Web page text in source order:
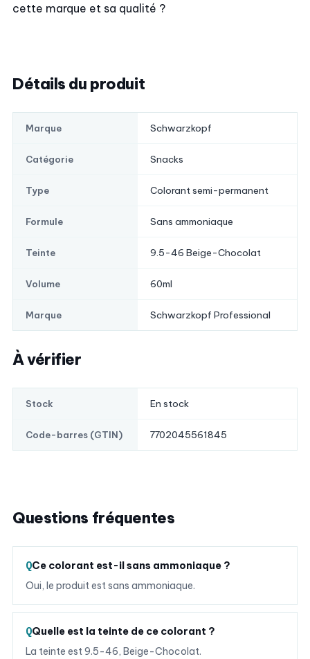
cette marque et sa qualité ?
Détails du produit
Marque Schwarzkopf
Catégorie Snacks
Type Colorant semi-permanent
Formule Sans ammoniaque
Teinte 9.5-46 Beige-Chocolat
Volume 60ml
Marque Schwarzkopf Professional
À vérifier
Stock En stock
Code-barres (GTIN) 7702045561845
Questions fréquentes
Ce colorant est-il sans ammoniaque ?
Oui, le produit est sans ammoniaque.
Quelle est la teinte de ce colorant ?
La teinte est 9.5-46, Beige-Chocolat.